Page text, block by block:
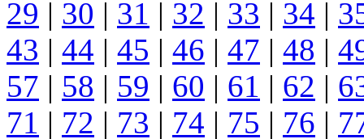
29 | 30 | 31 | 32 | 33 | 34 |
43 | 44 | 45 | 46 | 47 | 48 |
57 | 58 | 59 | 60 | 61 | 62 |
71 | 72 | 73 | 74 | 75 | 76 |